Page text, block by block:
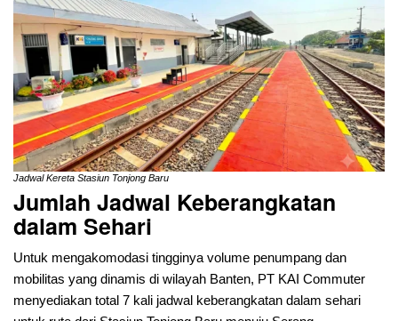
Jadwal Kereta Stasiun Tonjong Baru
Jumlah Jadwal Keberangkatan
dalam Sehari
Untuk mengakomodasi tingginya volume penumpang dan
mobilitas yang dinamis di wilayah Banten, PT KAI Commuter
menyediakan total 7 kali jadwal keberangkatan dalam sehari